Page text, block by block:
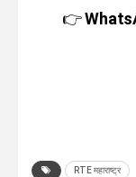
👉
RTE महाराष्ट्र